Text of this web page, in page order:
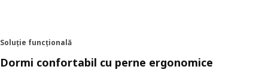
Soluție funcțională
Dormi confortabil cu perne ergonomice